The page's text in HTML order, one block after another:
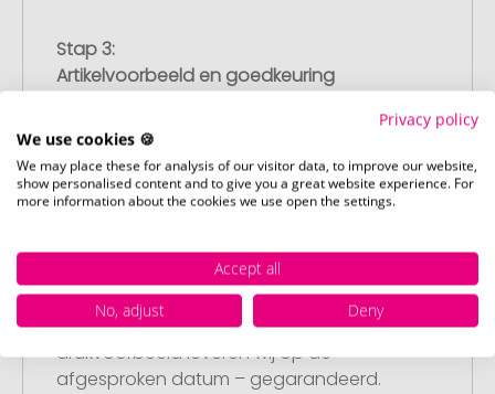
Stap 3:
Artikelvoorbeeld en goedkeuring
drukvoorbeeld met uw ontwerp. Zodra u
dit heeft goedgekeurd, starten wij direct
met de productie.
Punctuele en snelle levering
Na uw goedkeuring van het
drukvoorbeeld leveren wij op de
afgesproken datum – gegarandeerd.
Privacy policy
We use cookies 🍪
We may place these for analysis of our visitor data, to improve our website,
show personalised content and to give you a great website experience. For
more information about the cookies we use open the settings.
Accept all
No, adjust
Deny